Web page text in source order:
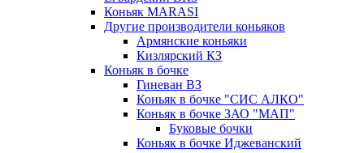
Коньяк MARASI
Другие производители коньяков
Армянские коньяки
Кизлярский КЗ
Коньяк в бочке
Гиневан ВЗ
Коньяк в бочке "СИС АЛКО"
Коньяк в бочке ЗАО "МАП"
Буковые бочки
Коньяк в бочке Иджеванский